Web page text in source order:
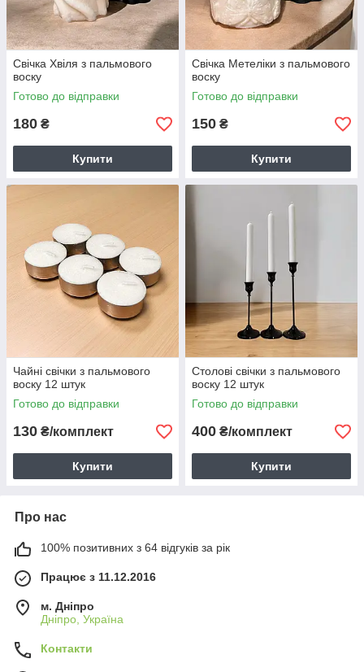
Свічка Хвіля з пальмового
воску
Готово до відправки
180 ₴
Купити
Свічка Метеліки з пальмового
воску
Готово до відправки
150 ₴
Купити
Чайні свічки з пальмового
воску 12 штук
Готово до відправки
130 ₴/комплект
Купити
Столові свічки з пальмового
воску 12 штук
Готово до відправки
400 ₴/комплект
Купити
Про нас
100% позитивних з 64 відгуків за рік
Працює з 11.12.2016
м. Дніпро
Дніпро, Україна
Контакти